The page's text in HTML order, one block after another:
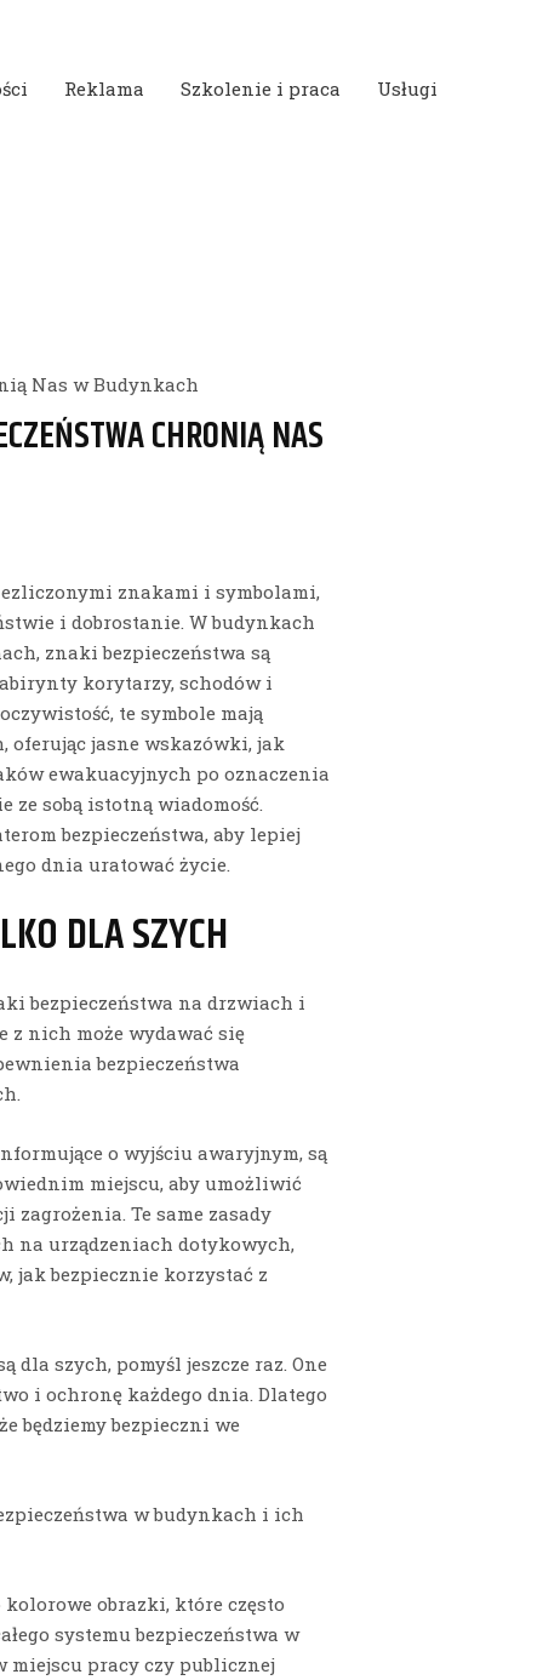
Reklama Szkolenie i praca Usługi
Nas w Budynkach
CHRONIĄ NAS
znakami i symbolami,
i dobrostanie. W budynkach
znaki bezpieczeństwa są
korytarzy, schodów i
te symbole mają
oferując jasne wskazówki, jak
ewakuacyjnych po oznaczenia
sobą istotną wiadomość.
bezpieczeństwa, aby lepiej
dnia uratować życie.
DLA SZYCH
bezpieczeństwa na drzwiach i
z nich może wydawać się
bezpieczeństwa
o wyjściu awaryjnym, są
miejscu, aby umożliwić
zagrożenia. Te same zasady
na urządzeniach dotykowych,
bezpiecznie korzystać z
dla szych, pomyśl jeszcze raz. One
i ochronę każdego dnia. Dlatego
będziemy bezpieczni we
w budynkach i ich
obrazki, które często
systemu bezpieczeństwa w
miejscu pracy czy publicznej